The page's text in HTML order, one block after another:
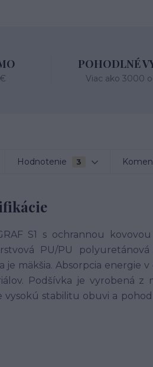
POHODLNÉ
Viac ako 3000
Hodnotenie 3
S1 s ochrannou
PU/PU
mäkšia. Absorpcia energie
Podšívka je vyrobená z
stabilitu obuvi a